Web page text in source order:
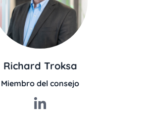
Richard Troksa
Miembro del consejo